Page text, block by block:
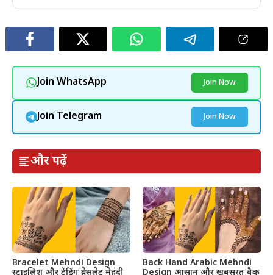
Join WhatsApp Join Now
Join Telegram Join Now
और पढ़ें
Bracelet Mehndi Design
Back Hand Arabic Mehndi